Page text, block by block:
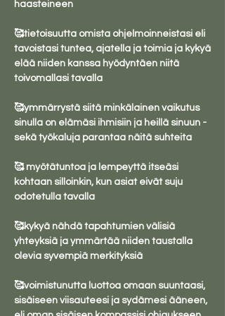
haasteineen
🥰tietoisuutta omista ohjelmoinneistasi eli
tavoistasi tuntea, ajatella ja toimia ja kykyä
elää niiden kanssa hyödyntäen niitä
toivomallasi tavalla
🥰ymmärrystä siitä minkälainen vaikutus
sinulla on elämäsi ihmisiin ja heillä sinuun -
sekä työkaluja parantaa näitä suhteita
🥰 myötätuntoa ja lempeyttä itseäsi
kohtaan silloinkin, kun asiat eivät suju
odotetulla tavalla
🥰kykyä nähdä tapahtumien välisiä
yhteyksiä ja ymmärtää niiden taustalla
olevia syvempiä merkityksiä
🥰voimistunutta luottoa omaan suuntaasi,
sisäiseen viisauteesi ja sydämesi ääneen,